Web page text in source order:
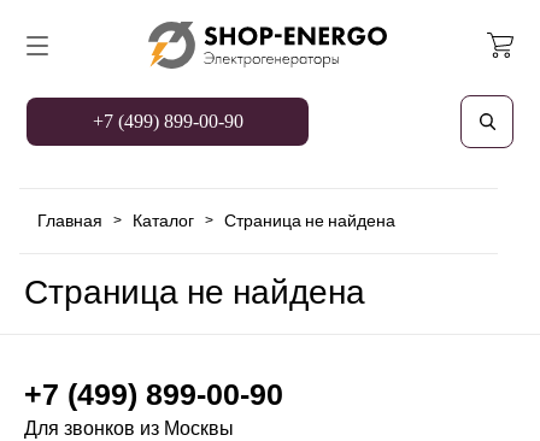
+7 (499) 899-00-90
Главная > Каталог > Страница не найдена
Страница не найдена
+7 (499) 899-00-90
Для звонков из Москвы